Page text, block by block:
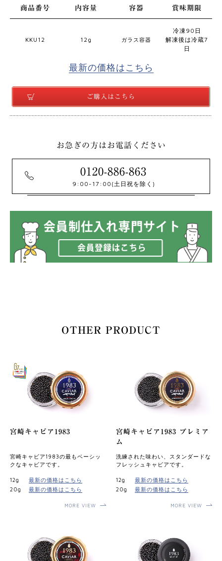
商品番号 内容量 容器 賞味期限
KKU12 12g ガラス容器
冷凍90日
解凍後は冷蔵7
日
最新の価格はこちら
ご購入はこちら
お急ぎの方はお電話ください
0120-886-863
9:00-17:00 (土日祝を除く)
OTHER PRODUCT
宮崎キャビア1983
宮崎キャビア1983の最もベーシッ
クなキャビアです。
12g
最新の価格はこちら
20g
最新の価格はこちら
MORE VIEW
宮崎キャビア1983 プレミア
ム
洗練された味わい、スタンダードな
フレッシュキャビアです。
12g
最新の価格はこちら
20g
最新の価格はこちら
MORE VIEW